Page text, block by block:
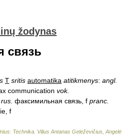
žodynas
связь
T sritis automatika atitikmenys: angl.
communication vok.
rus. факсимильная связь, f pranc.
f
Technika Vilius Antanas Geleževičius, Angelė